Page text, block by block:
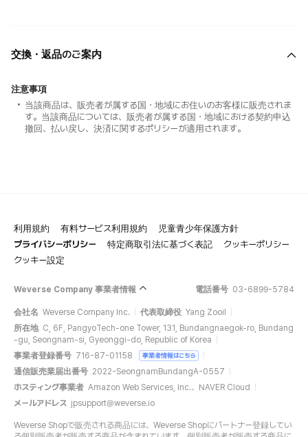
交換・返品のご案内
注意事項
当該商品は、販売者が属する国・地域にお住いのお客様に販売されま
す。当該商品については、販売者が属する国・地域における契約申込
撤回、払い戻し、決済に関するポリシーが適用されます。
利用規約 有料サービス利用規約
児童青少年保護方針
プライバシーポリシー
特定商取引法に基づく表記
クッキーポリシー
クッキー設定
Weverse Company 事業者情報 電話番号 03-6899-5784
会社名 Weverse Company Inc. 代表取締役 Yang Zooil
所在地 C, 6F, PangyoTech-one Tower, 131, Bundangnaegok-ro, Bundang
-gu, Seongnam-si, Gyeonggi-do, Republic of Korea
事業者登録番号 716-87-01158 事業者情報はこちら
通信販売業届出番号 2022-SeongnamBundangA-0557
ホスティング事業者 Amazon Web Services, Inc.、NAVER Cloud
メールアドレス jpsupport@weverse.io
Weverse Shopで販売される商品には、Weverse Shopにパートナー登録してい